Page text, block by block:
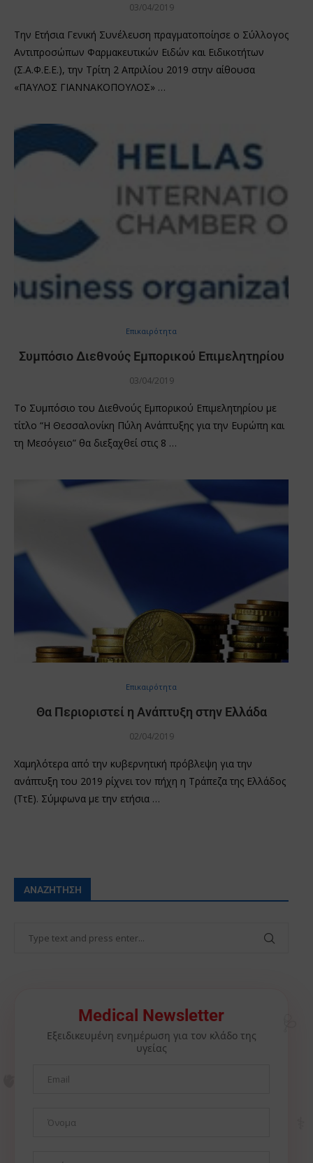
03/04/2019
Την Ετήσια Γενική Συνέλευση πραγματοποίησε ο Σύλλογος
Αντιπροσώπων Φαρμακευτικών Ειδών και Ειδικοτήτων
(Σ.Α.Φ.Ε.Ε.), την Τρίτη 2 Απριλίου 2019 στην αίθουσα
«ΠΑΥΛΟΣ ΓΙΑΝΝΑΚΟΠΟΥΛΟΣ» …
Επικαιρότητα
Συμπόσιο Διεθνούς Εμπορικού Επιμελητηρίου
03/04/2019
Το Συμπόσιο του Διεθνούς Εμπορικού Επιμελητηρίου με
τίτλο “Η Θεσσαλονίκη Πύλη Ανάπτυξης για την Ευρώπη και
τη Μεσόγειο” θα διεξαχθεί στις 8 …
Επικαιρότητα
Θα Περιοριστεί η Ανάπτυξη στην Ελλάδα
02/04/2019
Χαμηλότερα από την κυβερνητική πρόβλεψη για την
ανάπτυξη του 2019 ρίχνει τον πήχη η Τράπεζα της Ελλάδος
(ΤτΕ). Σύμφωνα με την ετήσια …
ΑΝΑΖΉΤΗΣΗ
Medical Newsletter
Εξειδικευμένη ενημέρωση για τον κλάδο της
υγείας